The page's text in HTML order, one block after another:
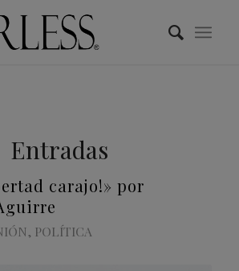
Entradas
carajo!» por
, POLÍTICA